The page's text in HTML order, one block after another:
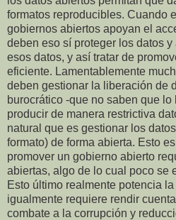
formatos reproducibles. Cuando
gobiernos abiertos apoyan el
deben eso sí proteger los datos
esos datos, y así tratar de
eficiente. Lamentablemente
deben gestionar la liberación de
burocrático -que no saben que lo
producir de manera restrictiva
natural que es gestionar los
formato) de forma abierta. Esto
promover un gobierno abierto
abiertas, algo de lo cual poco se
Esto último realmente potencia
igualmente requiere rendir
combate a la corrupción y